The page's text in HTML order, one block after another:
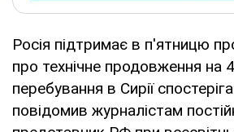
Росія підтримає в п'ятницю
про технічне продовження на
перебування в Сирії
повідомив журналістам